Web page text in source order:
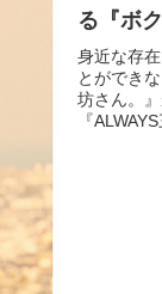
る『ボ
身近な存
とができ
坊さん。
『